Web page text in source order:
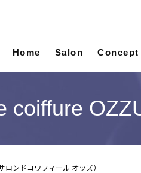
Home Salon Concept
coiffure
ロンドコワフィール オッズ）